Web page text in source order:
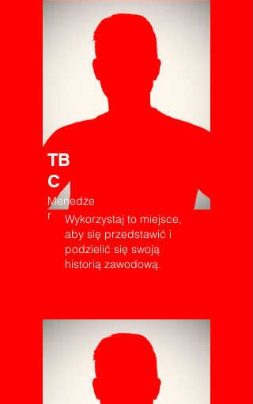
TB
C
Menedże
r
Wykorzystaj to miejsce,
aby się przedstawić i
podzielić się swoją
historią zawodową.